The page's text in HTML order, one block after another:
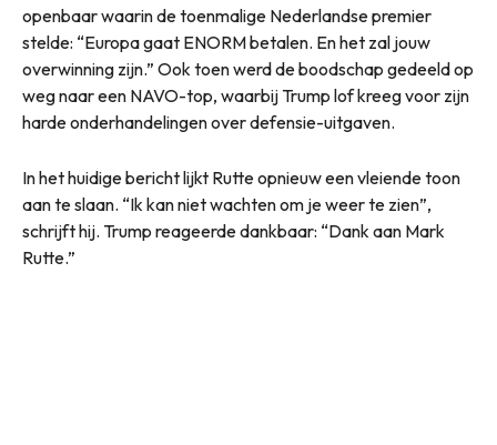
openbaar waarin de toenmalige Nederlandse premier
stelde: “Europa gaat ENORM betalen. En het zal jouw
overwinning zijn.” Ook toen werd de boodschap gedeeld op
weg naar een NAVO-top, waarbij Trump lof kreeg voor zijn
harde onderhandelingen over defensie-uitgaven.
In het huidige bericht lijkt Rutte opnieuw een vleiende toon
aan te slaan. “Ik kan niet wachten om je weer te zien”,
schrijft hij. Trump reageerde dankbaar: “Dank aan Mark
Rutte.”